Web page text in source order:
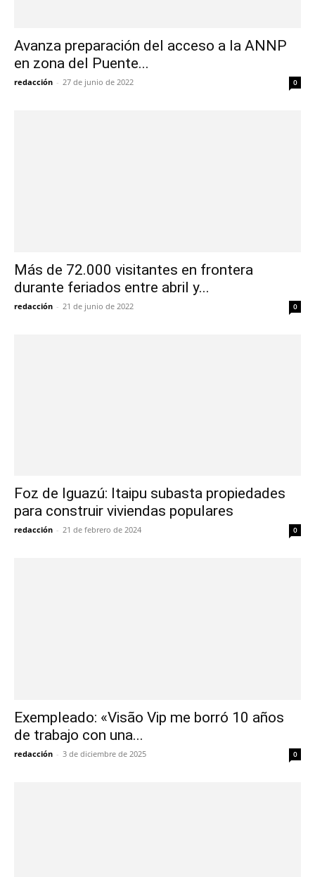
Avanza preparación del acceso a la ANNP
en zona del Puente...
redacción - 27 de junio de 2022 0
Más de 72.000 visitantes en frontera
durante feriados entre abril y...
redacción - 21 de junio de 2022 0
Foz de Iguazú: Itaipu subasta propiedades
para construir viviendas populares
redacción - 21 de febrero de 2024 0
Exempleado: «Visão Vip me borró 10 años
de trabajo con una...
redacción - 3 de diciembre de 2025 0